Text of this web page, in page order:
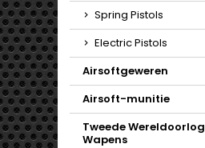
Spring Pistols
Electric Pistols
Airsoftgeweren
Airsoft-munitie
Tweede
Wapens